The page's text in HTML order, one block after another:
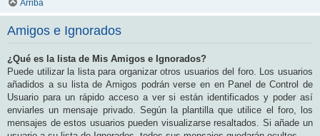
Arriba
Amigos e Ignorados
¿Qué es la lista de Mis Amigos e Ignorados?
Puede utilizar la lista para organizar otros usuarios del foro. Los usuarios
añadidos a su lista de Amigos podrán verse en en Panel de Control de
Usuario para un rápido acceso a ver si están identificados y poder así
enviarles un mensaje privado. Según la plantilla que utilice el foro, los
mensajes de estos usuarios pueden visualizarse resaltados. Si añade un